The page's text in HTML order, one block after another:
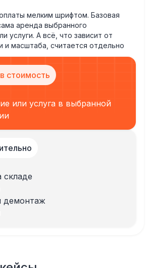
мелким шрифтом. Базовая
аренда выбранного
услуги. А всё, что зависит от
и масштаба, считается отдельно
стоимость
или услуга в выбранной
складе
демонтаж